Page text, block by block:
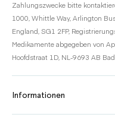
Zahlungszwecke bitte
1000, Whittle Way, Arlington
England, SG1 2FP,
Medikamente abgegeben von
Hoofdstraat 1D, NL-9693 AB
Informationen